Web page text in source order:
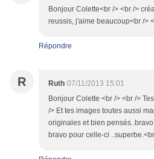
Bonjour Colette<br /> <br />
reussis, j'aime beaucoup<br />
Répondre
R Ruth 07/11/2013 15:01
Bonjour Colette <br /> <br />
/> Et tes images toutes aussi
originales et bien
bravo pour celle-ci